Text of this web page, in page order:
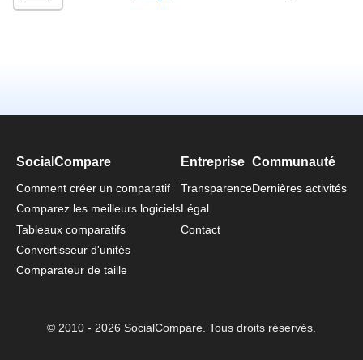
SocialCompare
Comment créer un comparatif
Comparez les meilleurs logiciels
Tableaux comparatifs
Convertisseur d'unités
Comparateur de taille
Entreprise
Transparence
Légal
Contact
Communauté
Dernières activités
© 2010 - 2026 SocialCompare. Tous droits réservés.